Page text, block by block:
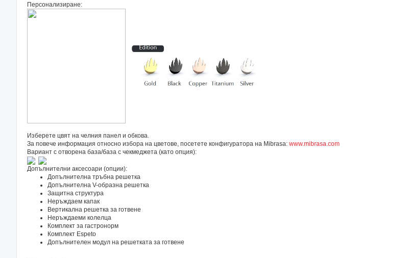
Персонализиране:
Изберете цвят на челния панел и обкова.
За повече информация относно избора на цветове, посетете конфигуратора на Mibrasa: www.mibrasa.com
Вариант с отворена база/база с чекмеджета (като опция):
Допълнителни аксесоари (опции):
Допълнителна тръбна решетка
Допълнителна V-образна решетка
Защитна структура
Неръждаем капак
Вертикална решетка за готвене
Неръждаеми колелца
Комплект за гастронорм
Комплект Espeto
Допълнителен модул на решетката за готвене